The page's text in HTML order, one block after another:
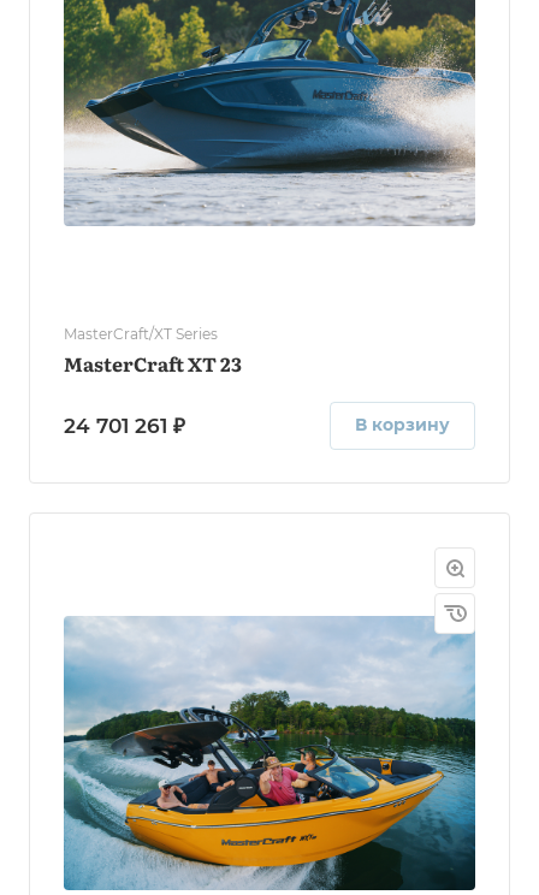
MasterCraft/XT Series
MasterCraft XT 23
24 701 261 ₽ В корзину